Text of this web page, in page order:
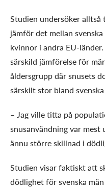
Studien undersöker
jämför det mellan
kvinnor i andra EU-
särskild jämförelse för
åldersgrupp där snusets
särskilt stor bland
– Jag ville titta på
snusanvändning var
ännu större skillnad i
Studien visar faktiskt att
dödlighet för svenska